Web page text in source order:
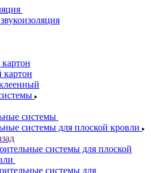
системы
системы для плоской кровли
системы для плоской
системы для